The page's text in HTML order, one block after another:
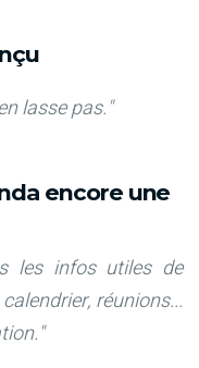
lasse pas."
encore une
les infos utiles de
réunions...